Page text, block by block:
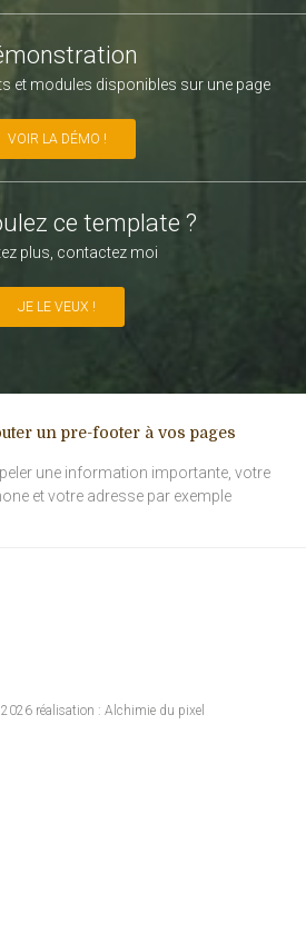
et modules disponibles sur une page
VOIR LA DÉMO !
ce template ?
plus, contactez moi
JE LE VEUX !
un pre-footer à vos pages
une information importante, votre
et votre adresse par exemple
2026 réalisation : Alchimie du pixel